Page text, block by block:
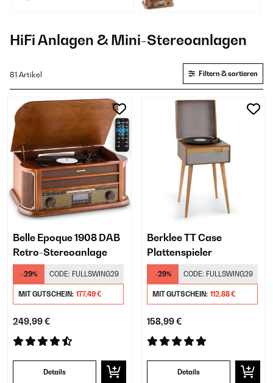
HiFi Anlagen & Mini-Stereoanlagen
81 Artikel Filtern & sortieren
Belle Epoque 1908 DAB
Retro-Stereoanlage
-29% CODE: FULLSWING29
MIT GUTSCHEIN: 177,49 €
249,99 €
Details
Berklee TT Case
Plattenspieler
-29% CODE: FULLSWING29
MIT GUTSCHEIN: 112,88 €
158,99 €
Details